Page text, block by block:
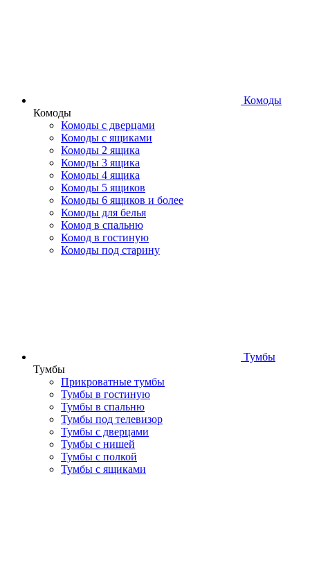
Комоды
Комоды
Комоды с дверцами
Комоды с ящиками
Комоды 2 ящика
Комоды 3 ящика
Комоды 4 ящика
Комоды 5 ящиков
Комоды 6 ящиков и более
Комоды для белья
Комод в спальню
Комод в гостиную
Комоды под старину
Тумбы
Тумбы
Прикроватные тумбы
Тумбы в гостиную
Тумбы в спальню
Тумбы под телевизор
Тумбы с дверцами
Тумбы с нишей
Тумбы с полкой
Тумбы с ящиками